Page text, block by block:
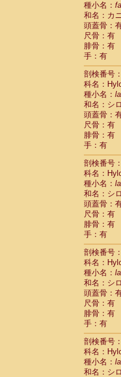
種小名：
和名：カ
頭蓋骨：
尺骨：有
腓骨：有
手：有
剖検番号
科名：
種小名：
和名：シ
頭蓋骨：
尺骨：有
腓骨：有
手：有
剖検番号
科名：
種小名：
和名：シ
頭蓋骨：
尺骨：有
腓骨：有
手：有
剖検番号
科名：
種小名：
和名：シ
頭蓋骨：
尺骨：有
腓骨：有
手：有
剖検番号
科名：
種小名：
和名：シ